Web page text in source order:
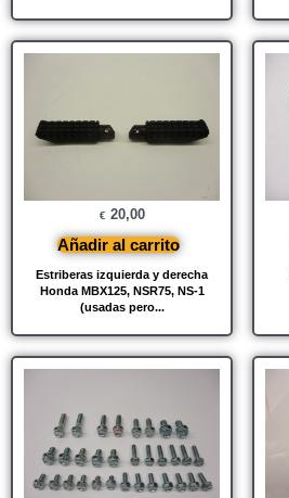
Estriberas izquierda y derecha
Honda MBX125, NSR75, NS-1
(usadas pero...
€ 20,00
Añadir al carrito